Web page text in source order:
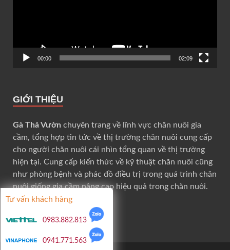
Tư vấn khách hàng
0983.882.813
0941.771.563
00:00 02:09
GIỚI THIỆU
Gà Thả Vườn chuyên trang về lĩnh vực chăn nuôi gia
cầm, tổng hợp tin tức về thị trường chăn nuôi cung cấp
cho người chăn nuôi cái nhìn tổng quan về thị trường
hiện tại. Cung cấp kiến thức về kỹ thuật chăn nuôi cũng
như phòng bệnh và phác đồ điều trị trong quá trình chăn
nuôi giống gia cầm nâng cao hiệu quả trong chăn nuôi.